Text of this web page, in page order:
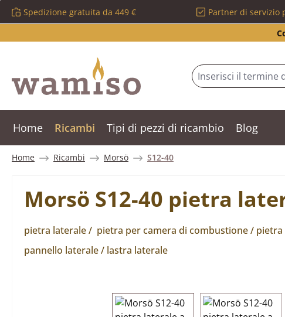
al contenuto principale
Salta alla ricerca
Passa alla navigazione principale
Spedizione gratuita da 449 € Partner di servizio
Home Ricambi Tipi di pezzi di ricambio Blog
Home Ricambi Morsö S12-40
Morsö S12-40 pietra
pietra laterale / pietra per camera di combustione /
pannello laterale / lastra laterale
Salta la galleria di immagini